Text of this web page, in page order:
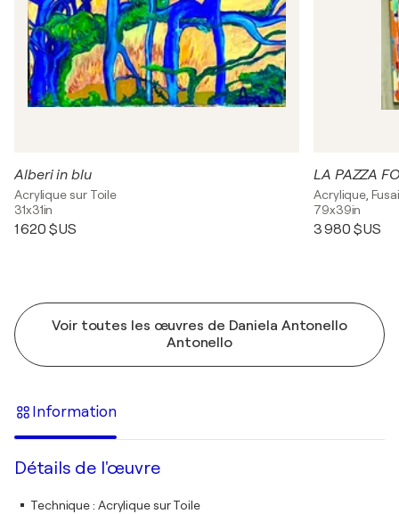
Alberi in blu
Acrylique sur Toile
31x31in
1 620 $US
LA PAZZA
Acrylique,
79x39in
3 980 $US
Voir toutes les œuvres de Daniela Antonello
Antonello
Information
Détails de l'œuvre
Technique: Acrylique sur Toile